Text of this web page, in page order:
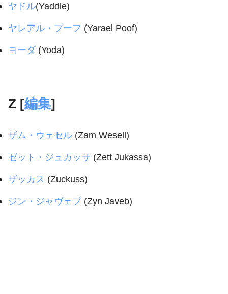
ヤドル(Yaddle)
ヤレアル・プーフ (Yarael Poof)
ヨーダ (Yoda)
Z [編集]
ザム・ウェセル (Zam Wesell)
ゼット・ジュカッサ (Zett Jukassa)
ザッカス (Zuckuss)
ジン・ジャヴェブ(Zyn Javeb)